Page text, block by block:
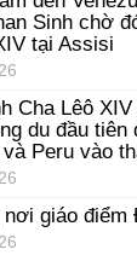
Sinh chờ
tại Assisi
Cha Lêô
du đầu tiên
Peru vào
giáo điểm